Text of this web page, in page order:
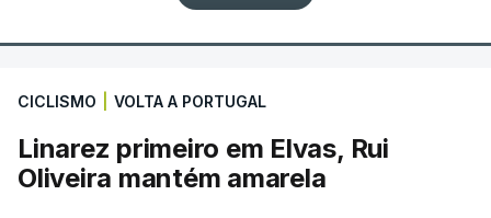
CICLISMO VOLTA A PORTUGAL
Linarez primeiro em Elvas, Rui
Oliveira mantém amarela